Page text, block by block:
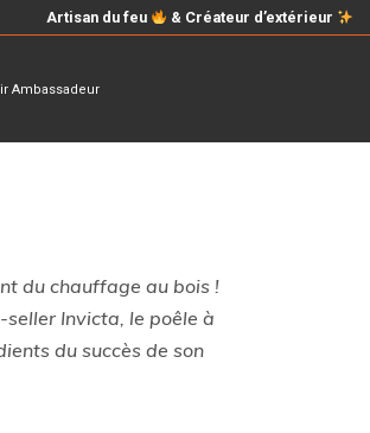
Artisan du feu & Créateur d’extérieur
Ambassadeur
du chauffage au bois !
Invicta, le poêle à
du succès de son